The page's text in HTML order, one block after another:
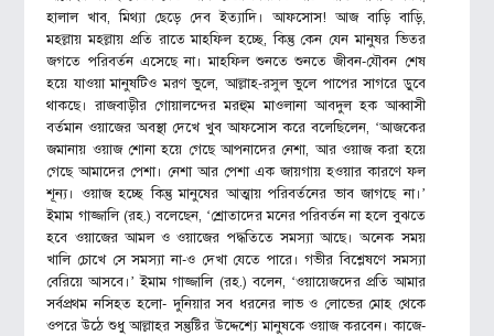
হালাল খাব, মিথ্যা ছেড়ে দেব ইত্যাদি। আফসোস! আজ বাড়ি বাড়ি,
মহল্লায় মহল্লায় প্রতি রাতে মাহফিল হচ্ছে, কিন্তু কেন যেন মানুষর ভিতর
জগতে পরিবর্তন এসেছে না। মাহফিল শুনতে শুনতে জীবন-যৌবন শেষ
হয়ে যাওয়া মানুষটিও মরণ ভুলে, আল্লাহ-রসুল ভুলে পাপের সাগরে ডুবে
থাকছে। রাজবাড়ীর গোয়ালন্দের মরহুম মাওলানা আবদুল হক আব্বাসী
বর্তমান ওয়াজের অবস্থা দেখে খুব আফসোস করে বলেছিলেন, ‘আজকের
জমানায় ওয়াজ শোনা হয়ে গেছে আপনাদের নেশা, আর ওয়াজ করা হয়ে
গেছে আমাদের পেশা। নেশা আর পেশা এক জায়গায় হওয়ার কারণে ফল
শূন্য। ওয়াজ হচ্ছে কিন্তু মানুষের আত্মায় পরিবর্তনের ভাব জাগছে না।’
ইমাম গাজ্জালি (রহ.) বলেছেন, ‘শ্রোতাদের মনের পরিবর্তন না হলে বুঝতে
হবে ওয়াজের আমল ও ওয়াজের পদ্ধতিতে সমস্যা আছে। অনেক সময়
খালি চোখে সে সমস্যা না-ও দেখা যেতে পারে। গভীর বিশ্লেষণে সমস্যা
বেরিয়ে আসবে।’ ইমাম গাজ্জালি (রহ.) বলেন, ‘ওয়ায়েজদের প্রতি আমার
সর্বপ্রথম নসিহত হলো- দুনিয়ার সব ধরনের লাভ ও লোভের মোহ থেকে
ওপরে উঠে শুধু আল্লাহর সন্তুষ্টির উদ্দেশ্যে মানুষকে ওয়াজ করবেন। কাজে-